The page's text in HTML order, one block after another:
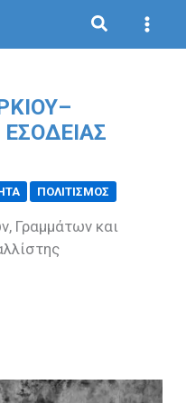
ΠΟΛΙΤΙΣΜΟΣ
Γραμμάτων και